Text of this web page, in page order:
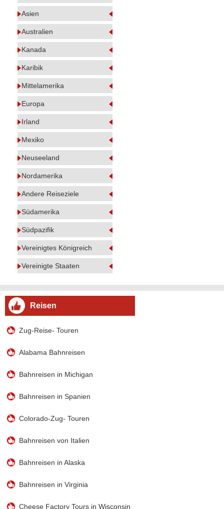
Asien
Australien
Kanada
Karibik
Mittelamerika
Europa
Irland
Mexiko
Neuseeland
Nordamerika
Andere Reiseziele
Südamerika
Südpazifik
Vereinigtes Königreich
Vereinigte Staaten
Reisen
Zug-Reise- Touren
Alabama Bahnreisen
Bahnreisen in Michigan
Bahnreisen in Spanien
Colorado-Zug- Touren
Bahnreisen von Italien
Bahnreisen in Alaska
Bahnreisen in Virginia
Cheese Factory Tours in Wisconsin